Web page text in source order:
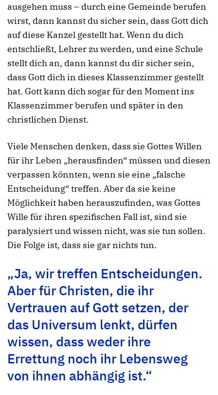
ausgehen muss – durch eine Gemeinde berufen
wirst, dann kannst du sicher sein, dass Gott dich
auf diese Kanzel gestellt hat. Wenn du dich
entschließt, Lehrer zu werden, und eine Schule
stellt dich an, dann kannst du dir sicher sein,
dass Gott dich in dieses Klassenzimmer gestellt
hat. Gott kann dich sogar für den Moment ins
Klassenzimmer berufen und später in den
christlichen Dienst.
Viele Menschen denken, dass sie Gottes Willen
für ihr Leben „herausfinden“ müssen und diesen
verpassen könnten, wenn sie eine „falsche
Entscheidung“ treffen. Aber da sie keine
Möglichkeit haben herauszufinden, was Gottes
Wille für ihren spezifischen Fall ist, sind sie
paralysiert und wissen nicht, was sie tun sollen.
Die Folge ist, dass sie gar nichts tun.
„Ja, wir treffen Entscheidungen.
Aber für Christen, die ihr
Vertrauen auf Gott setzen, der
das Universum lenkt, dürfen
wissen, dass weder ihre
Errettung noch ihr Lebensweg
von ihnen abhängig ist.“